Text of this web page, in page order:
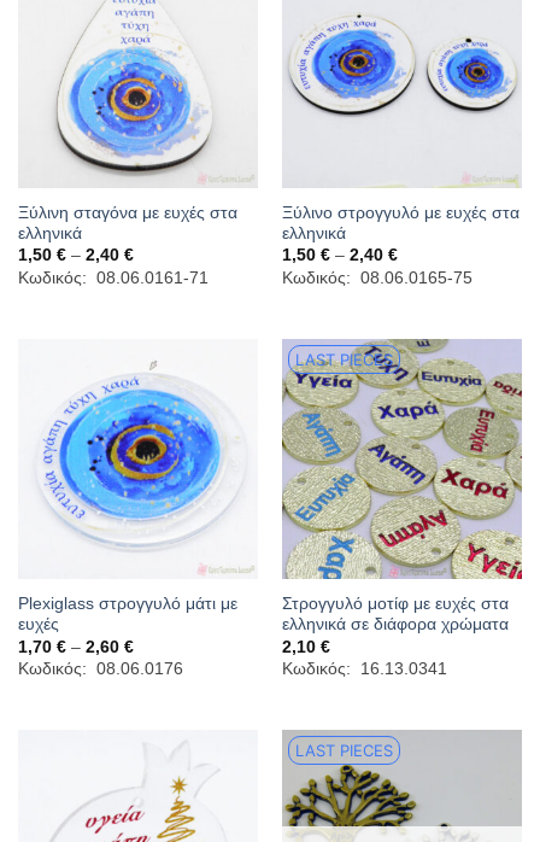
Ξύλινη σταγόνα με ευχές στα
ελληνικά
1,50 € – 2,40 €Price
range:
1,50 €
Κωδικός: 08.06.0161-71
Ξύλινο στρογγυλό με ευχές στα
ελληνικά
1,50 € – 2,40 €Price
range:
1,50 €
Κωδικός: 08.06.0165-75
Plexiglass στρογγυλό μάτι με
ευχές
1,70 € – 2,60 €Price
range:
1,70 €
Κωδικός: 08.06.0176
LAST PIECES
Στρογγυλό μοτίφ με ευχές στα
ελληνικά σε διάφορα χρώματα
2,10 €
Κωδικός: 16.13.0341
LAST PIECES